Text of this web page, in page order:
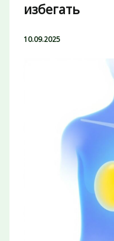
избегать
10.09.2025